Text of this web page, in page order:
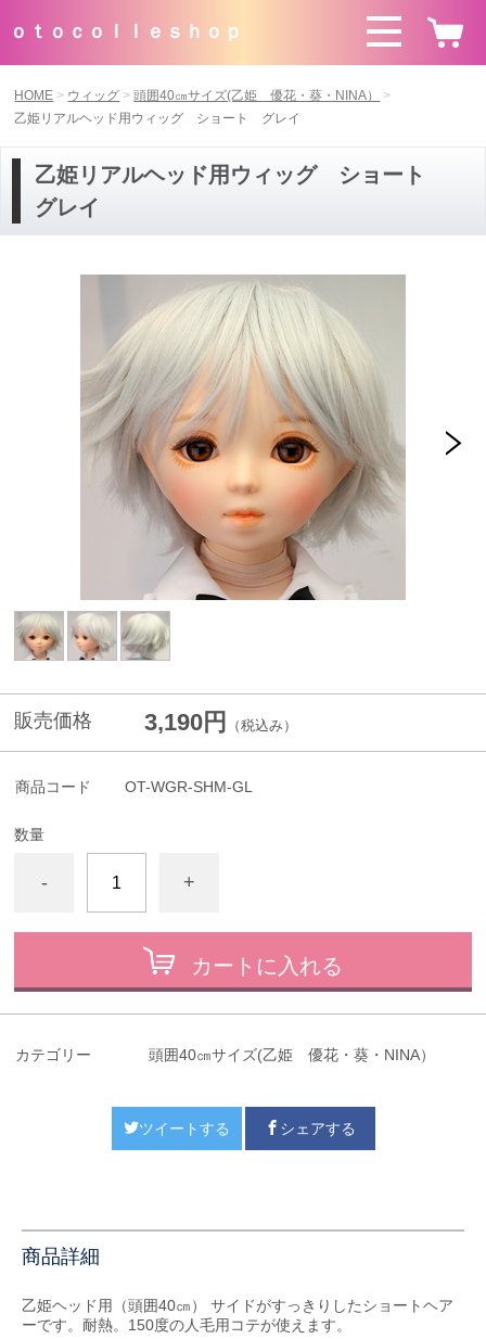
ｏｔｏｃｏｌｌｅｓｈｏｐ
HOME ウィッグ
頭囲40㎝サイズ(乙姫 優花・葵・NINA）
乙姫リアルヘッド用ウィッグ ショート グレイ
乙姫リアルヘッド用ウィッグ ショート
グレイ
販売価格 3,190円 （税込み）
商品コード OT-WGR-SHM-GL
数量
- +
カートに入れる
カテゴリー 頭囲40㎝サイズ(乙姫 優花・葵・NINA）
ツイートする シェアする
商品詳細
乙姫ヘッド用（頭囲40㎝） サイドがすっきりしたショートヘア
ーです。耐熱。150度の人毛用コテが使えます。